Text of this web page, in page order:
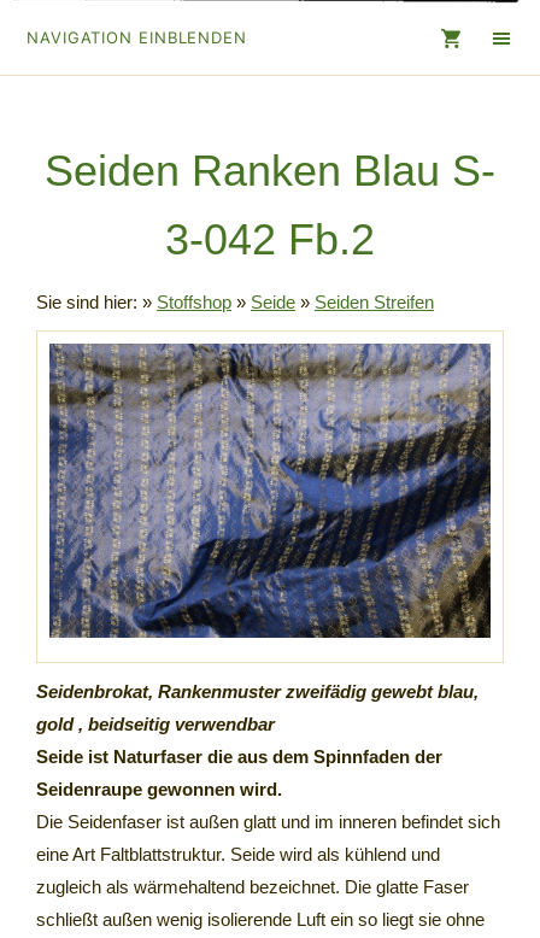
NAVIGATION EINBLENDEN
Seiden Ranken Blau S-
3-042 Fb.2
Sie sind hier: » Stoffshop » Seide » Seiden Streifen
Seidenbrokat, Rankenmuster zweifädig gewebt blau,
gold , beidseitig verwendbar
Seide ist Naturfaser die aus dem Spinnfaden der
Seidenraupe gewonnen wird.
Die Seidenfaser ist außen glatt und im inneren befindet sich
eine Art Faltblattstruktur. Seide wird als kühlend und
zugleich als wärmehaltend bezeichnet. Die glatte Faser
schließt außen wenig isolierende Luft ein so liegt sie ohne